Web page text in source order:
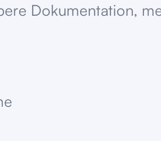
Dokumentation,